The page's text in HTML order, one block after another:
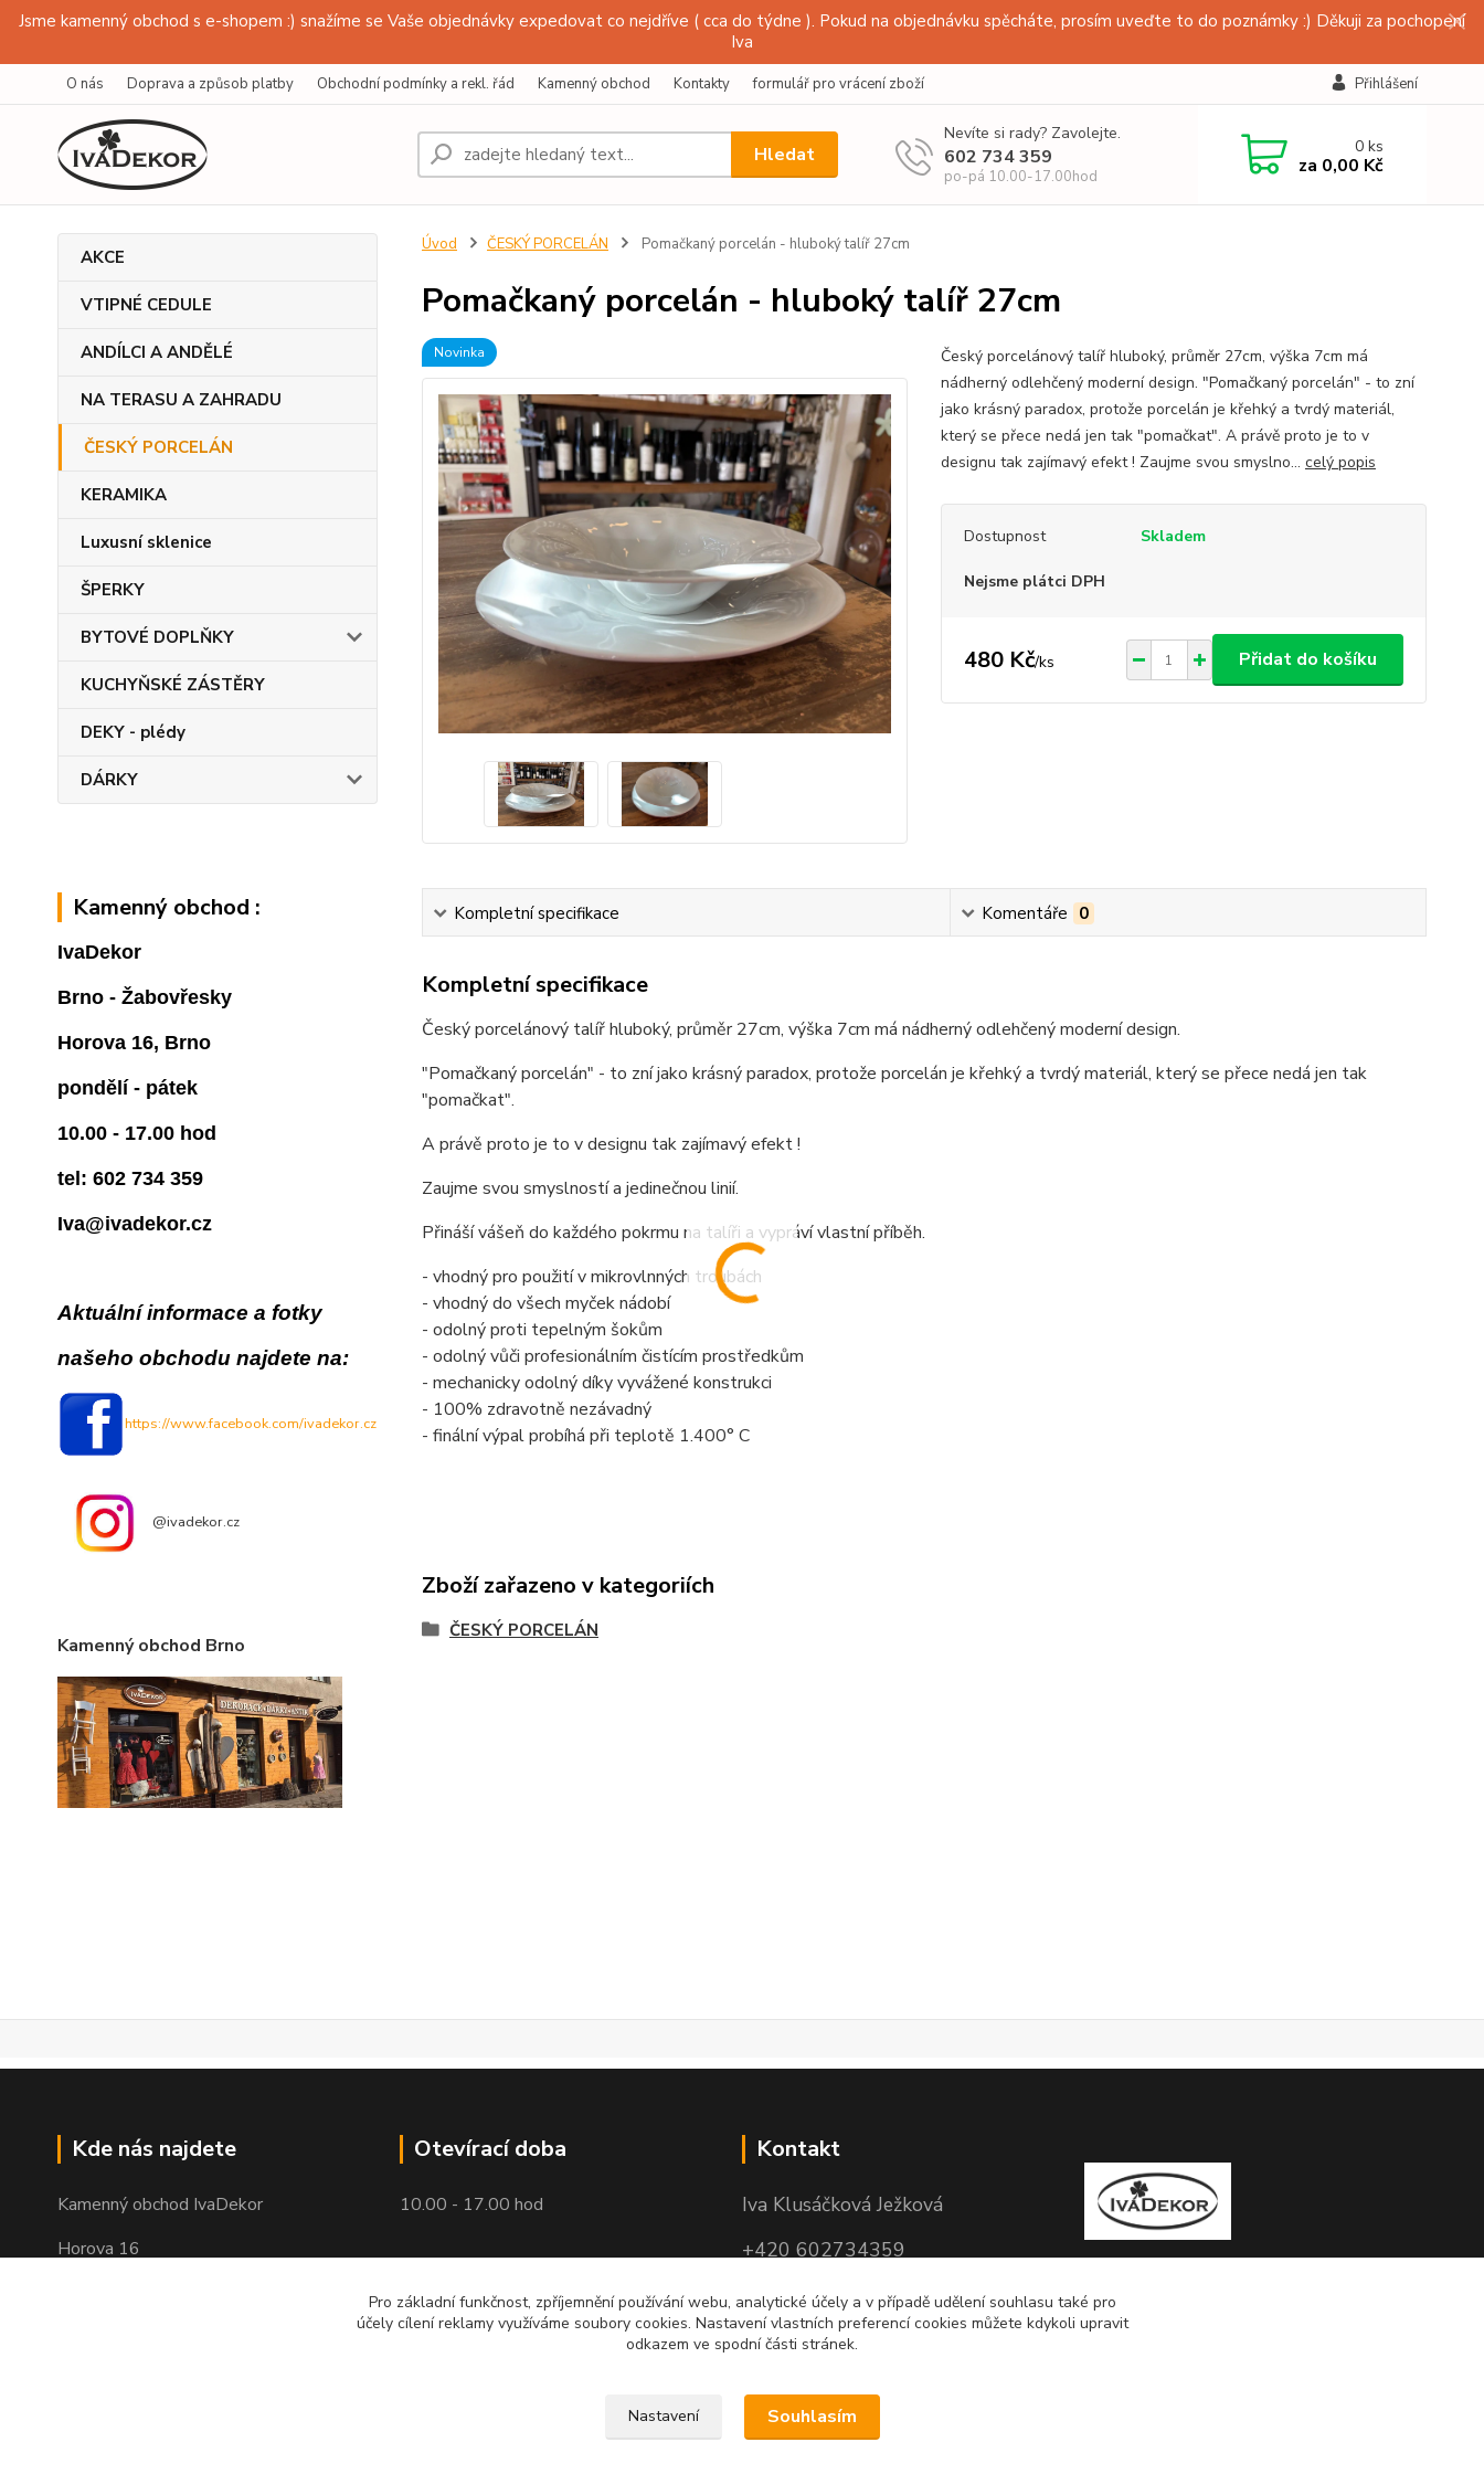
Jsme kamenný obchod s e-shopem :) snažíme se Vaše objednávky expedovat co nejdříve ( cca do týdne ). Pokud na objednávku spěcháte, prosím uveďte to do poznámky :) Děkuji za pochopení
Iva
O nás Doprava a způsob platby Obchodní podmínky a rekl. řád Kamenný obchod Kontakty formulář pro vrácení zboží Přihlášení
Hledat
Nevíte si rady? Zavolejte.
602 734 359
po-pá 10.00-17.00hod
0ks
za 0,00 Kč
AKCE
VTIPNÉ CEDULE
ANDÍLCI A ANDĚLÉ
NA TERASU A ZAHRADU
ČESKÝ PORCELÁN
KERAMIKA
Luxusní sklenice
ŠPERKY
BYTOVÉ DOPLŇKY
KUCHYŇSKÉ ZÁSTĚRY
DEKY - plédy
DÁRKY
Kamenný obchod :
IvaDekor
Brno - Žabovřesky
Horova 16, Brno
pondělí - pátek
10.00 - 17.00 hod
tel: 602 734 359
Iva@ivadekor.cz
Aktuální informace a fotky
našeho obchodu najdete na:
https://www.facebook.com/ivadekor.cz
@ivadekor.cz
Kamenný obchod Brno
Úvod ČESKÝ PORCELÁN Pomačkaný porcelán - hluboký talíř 27cm
Pomačkaný porcelán - hluboký talíř 27cm
Novinka
Český porcelánový talíř hluboký, průměr 27cm, výška 7cm má
nádherný odlehčený moderní design. "Pomačkaný porcelán" - to zní
jako krásný paradox, protože porcelán je křehký a tvrdý materiál,
který se přece nedá jen tak "pomačkat". A právě proto je to v
designu tak zajímavý efekt ! Zaujme svou smyslno... celý popis
Dostupnost Skladem
Nejsme plátci DPH
480 Kč/ks Přidat do košíku
Kompletní specifikace Komentáře 0
Kompletní specifikace
Český porcelánový talíř hluboký, průměr 27cm, výška 7cm má nádherný odlehčený moderní design.
"Pomačkaný porcelán" - to zní jako krásný paradox, protože porcelán je křehký a tvrdý materiál, který se přece nedá jen tak
"pomačkat".
A právě proto je to v designu tak zajímavý efekt !
Zaujme svou smyslností a jedinečnou linií.
Přináší vášeň do každého pokrmu na talíři a vypráví vlastní příběh.
- vhodný pro použití v mikrovlnných troubách
- vhodný do všech myček nádobí
- odolný proti tepelným šokům
- odolný vůči profesionálním čistícím prostředkům
- mechanicky odolný díky vyvážené konstrukci
- 100% zdravotně nezávadný
- finální výpal probíhá při teplotě 1.400° C
Zboží zařazeno v kategoriích
ČESKÝ PORCELÁN
Kde nás najdete
Kamenný obchod IvaDekor
Horova 16
Otevírací doba
10.00 - 17.00 hod
Kontakt
Iva Klusáčková Ježková
+420 602734359
(po-pá 10.00-17.00hod)
iva@ivadekor.cz
Pro základní funkčnost, zpříjemnění používání webu, analytické účely a v případě udělení souhlasu také pro
účely cílení reklamy využíváme soubory cookies. Nastavení vlastních preferencí cookies můžete kdykoli upravit
odkazem ve spodní části stránek.
Nastavení Souhlasím